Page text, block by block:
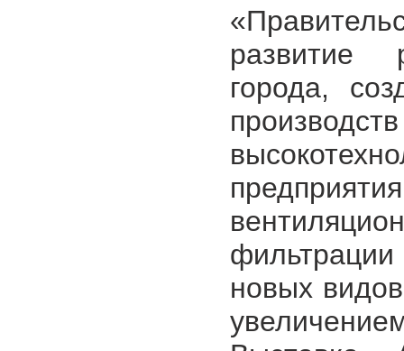
развитие
города,
фильтрации
новых